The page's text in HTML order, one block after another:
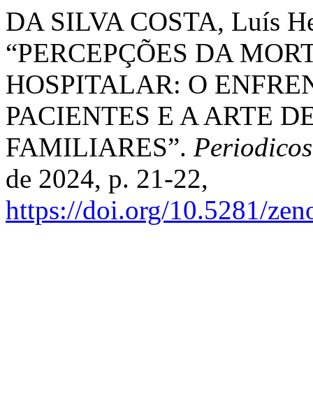
DA SILVA COSTA, Luís
“PERCEPÇÕES DA
HOSPITALAR: O
PACIENTES E A ARTE
FAMILIARES”.
de 2024, p. 21-22,
https://doi.org/10.5281/